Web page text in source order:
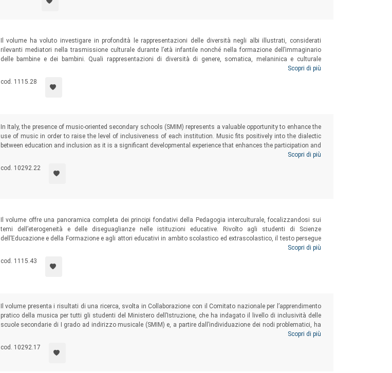
Il volume ha voluto investigare in profondità le rappresentazioni delle diversità negli albi illustrati, considerati
rilevanti mediatori nella trasmissione culturale durante l’età infantile nonché nella formazione dell’immaginario
delle bambine e dei bambini. Quali rappresentazioni di diversità di genere, somatica, melaninica e culturale
veicolano gli albi illustrati? E quali pratiche possono essere messe in atto in ambito educativo per stimolare una
lettura critica di immagini stereotipate e discriminanti?
Scopri di più
cod. 1115.28
In Italy, the presence of music-oriented secondary schools (SMIM) represents a valuable opportunity to enhance the
use of music in order to raise the level of inclusiveness of each institution. Music fits positively into the dialectic
between education and inclusion as it is a significant developmental experience that enhances the participation and
learning of pupils with all types of special educational needs and makes the entire community more welcoming.
Scopri di più
cod. 10292.22
Il volume offre una panoramica completa dei principi fondativi della Pedagogia interculturale, focalizzandosi sui
temi dell’eterogeneità e delle diseguaglianze nelle istituzioni educative. Rivolto agli studenti di Scienze
dell’Educazione e della Formazione e agli attori educativi in ambito scolastico ed extrascolastico, il testo persegue
l’obiettivo di stimolare una riflessione critica sulle diseguaglianze educative e lo sviluppo delle competenze
interculturali necessarie per l’apertura verso
approfondimento della terminologia settoriale.
Scopri di più
cod. 1115.43
Il volume presenta i risultati di una ricerca, svolta in Collaborazione con il Comitato nazionale per l’apprendimento
pratico della musica per tutti gli studenti del Ministero dell’Istruzione, che ha indagato il livello di inclusività delle
scuole secondarie di I grado ad indirizzo musicale (SMIM) e, a partire dall’individuazione dei nodi problematici, ha
elaborato una serie di azioni didattico-valutative di miglioramento condivise anche con il mondo della scuola.Scopri di più
cod. 10292.17